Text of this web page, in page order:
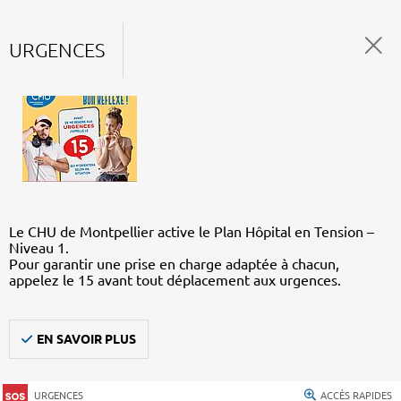
URGENCES
Le CHU de Montpellier active le Plan Hôpital en Tension –
Niveau 1.
Pour garantir une prise en charge adaptée à chacun,
appelez le 15 avant tout déplacement aux urgences.
EN SAVOIR PLUS
URGENCES ACCÈS RAPIDES